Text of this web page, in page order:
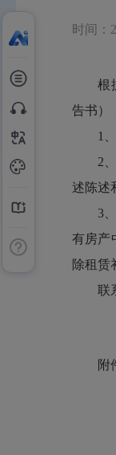
时间：
根
告书）
1、拟
2、有
述陈述
3、有
有房产
除租赁
联系
附件